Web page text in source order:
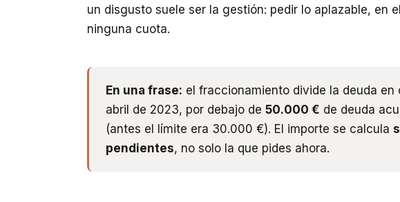
un disgusto suele ser la gestión: pedir lo aplazable, en
ninguna cuota.
En una frase: el fraccionamiento divide la deuda en
abril de 2023, por debajo de 50.000 € de deuda
(antes el límite era 30.000 €). El importe se calcula
pendientes, no solo la que pides ahora.